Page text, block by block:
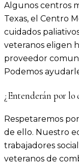
Algunos centros
Texas, el Centro
cuidados
veteranos eligen
proveedor
Podemos
¿Entenderán por lo
Respetaremos
de ello. Nuestro
trabajadores
veteranos de